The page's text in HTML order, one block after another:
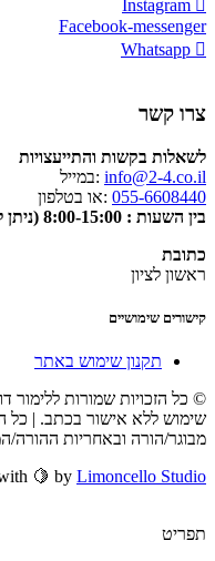
Instagram
Facebook-messenger
Whatsapp
צרו קשר
לשאלות בקשות והתייעצויות
info@2-4.co.il :במייל
055-6608440 :או בטלפון
בין השעות : 8:00-15:00 (ניתן לשלוח גם וואטסאפ)
כתובת
ראשון לציון
קישורים שימושיים
תקנון שימוש באתר
© כל הזכויות שמורות ללימור
שימוש ללא אישור בכתב. | כל
מבוגר/הורה ובאחריות ההורה/
🍋 by Limoncello Studio
תפריט